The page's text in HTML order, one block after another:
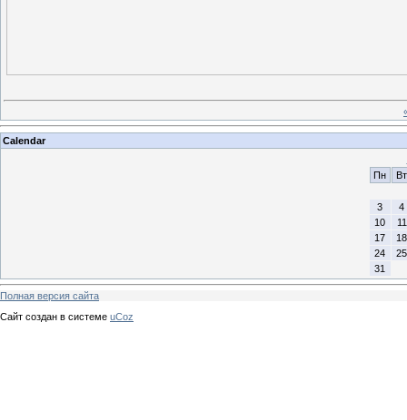
Calendar
Пн
Вт
3
4
10
11
17
18
24
25
31
Полная версия сайта
Сайт создан в системе uCoz